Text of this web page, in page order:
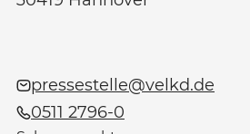
pressestelle@velkd.de
0511 2796-0